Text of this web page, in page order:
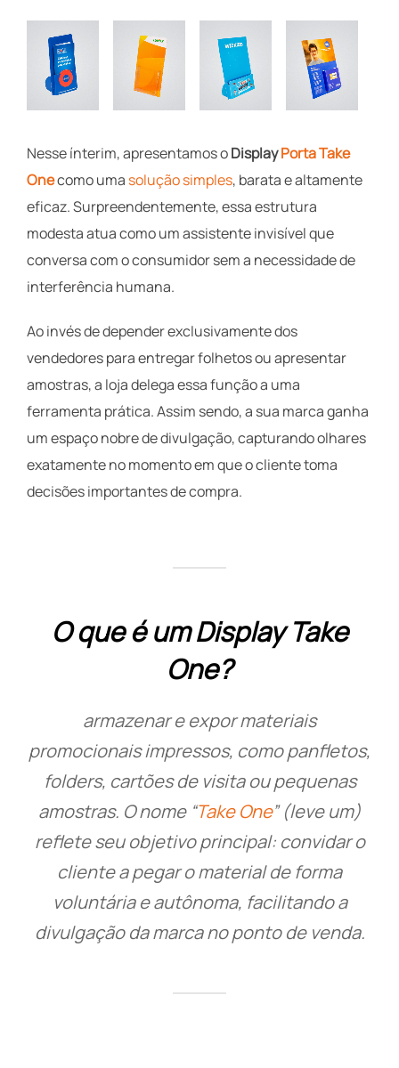
Nesse ínterim, apresentamos oDisplayPorta Take
Onecomo uma solução simples, barata e altamente
eficaz. Surpreendentemente, essa estrutura
modesta atua como um assistente invisível que
conversa com o consumidor sem a necessidade de
interferência humana.
Ao invés de depender exclusivamente dos
vendedores para entregar folhetos ou apresentar
amostras, a loja delega essa função a uma
ferramenta prática. Assim sendo, a sua marca ganha
um espaço nobre de divulgação, capturando olhares
exatamente no momento em que o cliente toma
decisões importantes de compra.
O que é um Display Take
One?
armazenar e expor materiais
promocionais impressos, como panfletos,
folders, cartões de visita ou pequenas
amostras. O nome “Take One” (leve um)
reflete seu objetivo principal: convidar o
cliente a pegar o material de forma
voluntária e autônoma, facilitando a
divulgação da marca no ponto de venda.